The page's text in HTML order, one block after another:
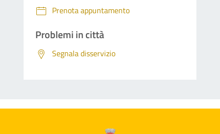
Prenota appuntamento
Problemi in città
Segnala disservizio